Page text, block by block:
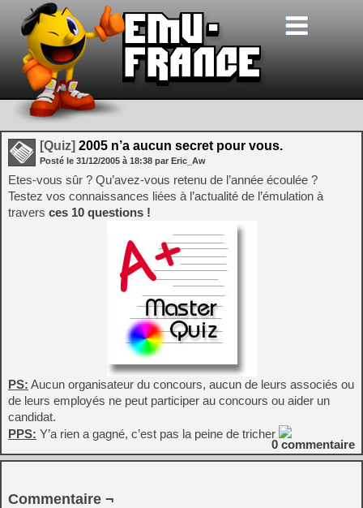
[Quiz] 2005 n’a aucun secret pour vous.
Posté le 31/12/2005 à 18:38 par Eric_Aw
Etes-vous sûr ? Qu’avez-vous retenu de l’année écoulée ?
Testez vos connaissances liées à l’actualité de l’émulation à
travers ces 10 questions !
PS: Aucun organisateur du concours, aucun de leurs associés ou
de leurs employés ne peut participer au concours ou aider un
candidat.
PPS: Y’a rien a gagné, c’est pas la peine de tricher
0 commentaire
Commentaire ¬